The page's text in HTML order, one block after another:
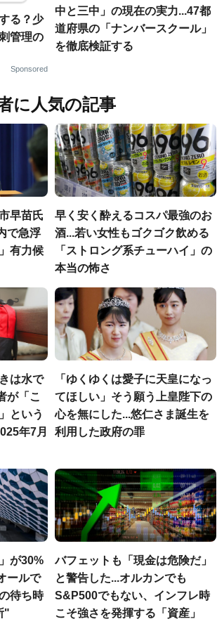
る？少
管理の
Sponsored
中と三中」の現在の実力...47都
道府県の「ナンバースクール」
を徹底検証する
に人気の記事
早苗氏
で急浮
有力候
早く安く酔えるコスパ最強のお
酒...若い女性もゴクゴク飲める
「ストロング系チューハイ」の
本当の怖さ
は水で
が「こ
という
年7月
「ゆくゆくは愛子に天皇になっ
てほしい」そう願う上皇陛下の
心を無にした...悠仁さま誕生を
利用した政府の罪
が30%
ールで
待ち時
"
バフェットも「現金は危険だ」
と警告した...オルカンでも
S&P500でもない、インフレ時
こそ強さを発揮する「資産」